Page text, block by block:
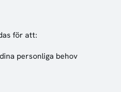
för att:
personliga behov